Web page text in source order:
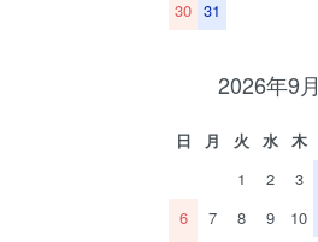
30 31
2026年9月
日 月 火 水 木
1
2 3
6
7 8 9 10